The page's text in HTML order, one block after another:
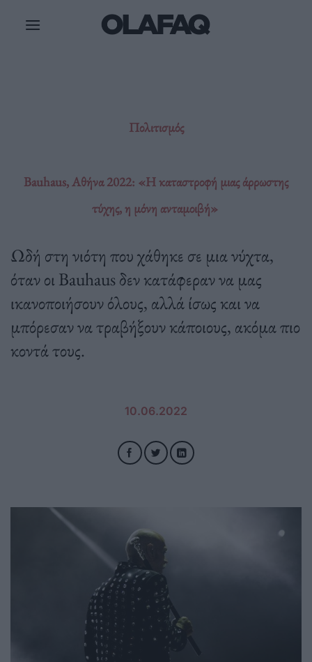
Πολιτισμός
Bauhaus, Aθήνα 2022: «Η καταστροφή μιας άρρωστης
τύχης, η μόνη ανταμοιβή»
Ωδή στη νιότη που χάθηκε σε μια νύχτα,
όταν οι Bauhaus δεν κατάφεραν να μας
ικανοποιήσουν όλους, αλλά ίσως και να
μπόρεσαν να τραβήξουν κάποιους, ακόμα πιο
κοντά τους.
10.06.2022